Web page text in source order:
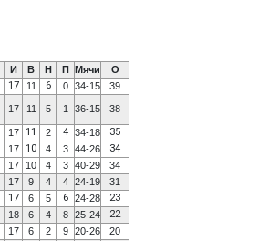
И В Н П Мячи
О
17 11 6 0 34-15 39
17 11 5 1 36-15 38
17 11 2 4 34-18 35
17 10 4 3 44-26 34
17 10 4 3 40-29
34
17 9 4 4 24-19
31
17 6 5 6 24-28 23
18 6 4 8 25-24 22
17 6 2 9 20-26
20